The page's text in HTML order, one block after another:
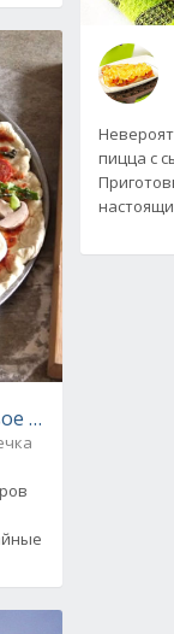
тесто для
пицца с